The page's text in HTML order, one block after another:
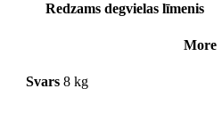
Redzams degvielas līmenis
More
Svars 8 kg